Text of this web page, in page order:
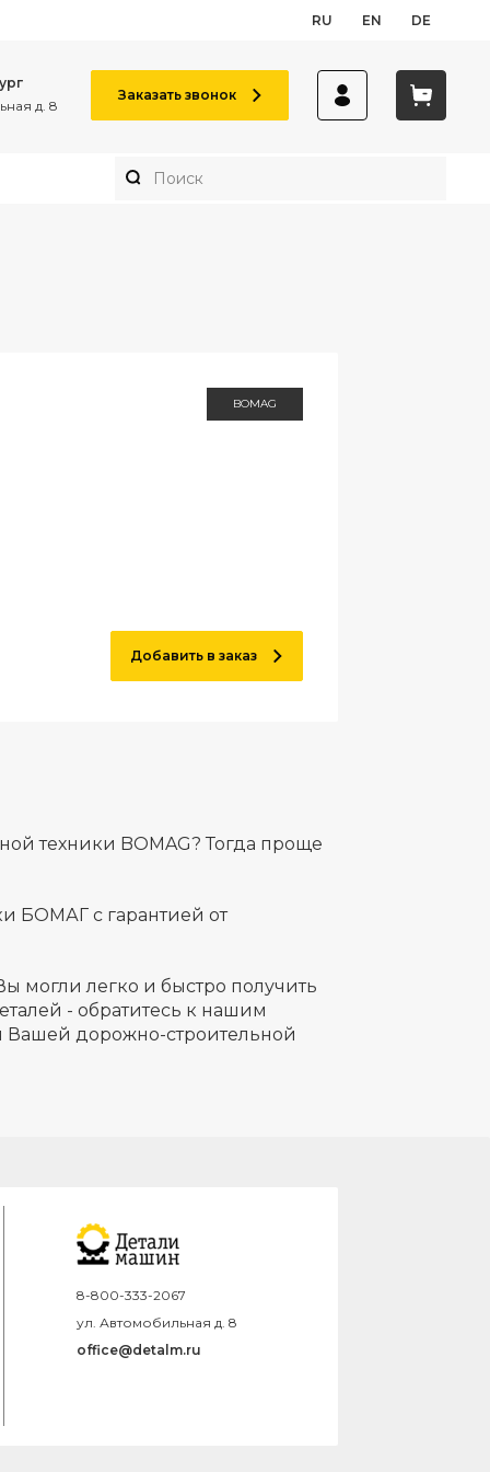
RU EN DE
д. 8
Заказать звонок
BOMAG
Добавить в заказ
техники BOMAG? Тогда проще
БОМАГ с гарантией от
могли легко и быстро получить
- обратитесь к нашим
Вашей дорожно-строительной
8-800-333-2067
ул. Автомобильная д. 8
office@detalm.ru